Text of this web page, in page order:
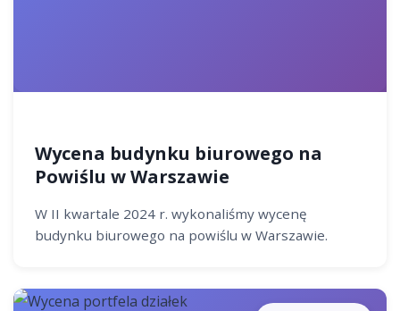
Wycena budynku biurowego na
Powiślu w Warszawie
W II kwartale 2024 r. wykonaliśmy wycenę
budynku biurowego na powiślu w Warszawie.